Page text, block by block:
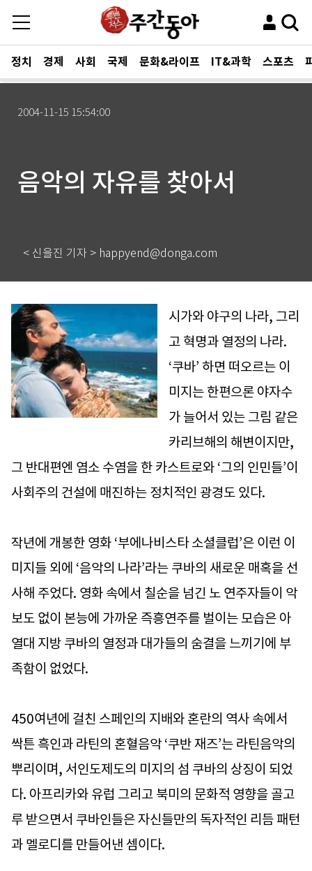
정치 경제 사회 국제 문화&라이프 IT&과학 스포츠
2004-11-15 15:54:00
음악의 자유를 찾아서
< 신을진 기자 > happyend@donga.com
시가와 야구의 나라, 그리
고 혁명과 열정의 나라.
‘쿠바’ 하면 떠오르는 이
미지는 한편으론 야자수
가 늘어서 있는 그림 같은
카리브해의 해변이지만,
그 반대편엔 염소 수염을 한 카스트로와 ‘그의 인민들’이
사회주의 건설에 매진하는 정치적인 광경도 있다.
작년에 개봉한 영화 ‘부에나비스타 소셜클럽’은 이런 이
미지들 외에 ‘음악의 나라’라는 쿠바의 새로운 매혹을 선
사해 주었다. 영화 속에서 칠순을 넘긴 노 연주자들이 악
보도 없이 본능에 가까운 즉흥연주를 벌이는 모습은 아
열대 지방 쿠바의 열정과 대가들의 숨결을 느끼기에 부
족함이 없었다.
450여년에 걸친 스페인의 지배와 혼란의 역사 속에서
싹튼 흑인과 라틴의 혼혈음악 ‘쿠반 재즈’는 라틴음악의
뿌리이며, 서인도제도의 미지의 섬 쿠바의 상징이 되었
다. 아프리카와 유럽 그리고 북미의 문화적 영향을 골고
루 받으면서 쿠바인들은 자신들만의 독자적인 리듬 패턴
과 멜로디를 만들어낸 셈이다.